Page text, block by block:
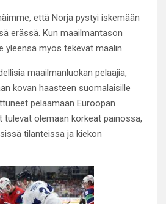
että Norja pystyi iskemään
erässä. Kun maailmantason
yleensä myös tekevät maalin.
maailmanluokan pelaajia,
kovan haasteen suomalaisille
pelaamaan Euroopan
tulevat olemaan korkeat painossa,
tilanteissa ja kiekon